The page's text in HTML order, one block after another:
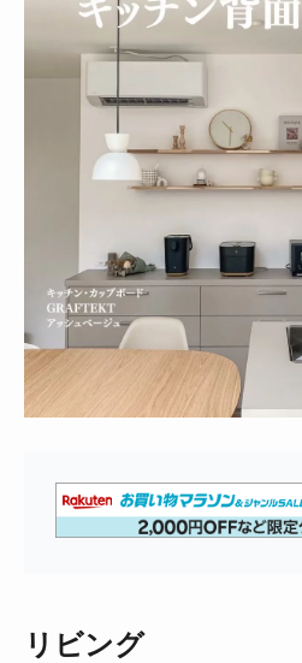
リビング